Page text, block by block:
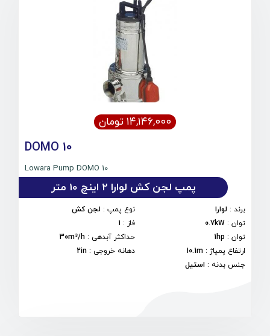
۱۴,۱۴۶,۰۰۰ تومان
DOMO 10
Lowara Pump DOMO 10
پمپ لجن کش لوارا 2 اینچ 10 متر
برند : لوارا نوع پمپ: لجن کش
توان :
0.7kW فاز :
1
توان :
1hp حداکثر آبدهی :
30m³/h
ارتفاع پمپاژ :
10.1m دهانه خروجی :
2in
جنس بدنه : استیل